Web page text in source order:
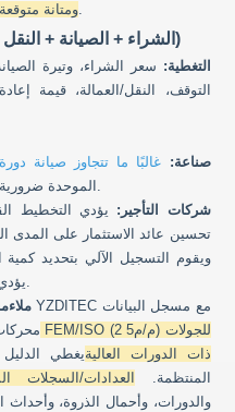
ومتانة.
10. إجمالي تكلفة الملكية (TCO: الشراء + الصيانة + النقل)
التغطية: سعر الشراء، وتيرة
التوقف، النقل/العمالة، قيمة
-صناعة: غالبًا ما تتجاوز صيانة
الموحدة ضرورية للامتثال والتفتيش والمطالبات التأمينية.
-شركات التأجير: يؤدي التخطيط
تحسين عائد الاستثمار على المدى
ويقوم التسجيل الآلي بتحديد كمية
يؤدي إلى خفض التكاليف وتمديد أيام الإيجار.
ذات الدورات العاليةيغطي الدليل
المنتظمة.
العدادات/السجلات
والدورات، وأحمال الذروة، وأحداث